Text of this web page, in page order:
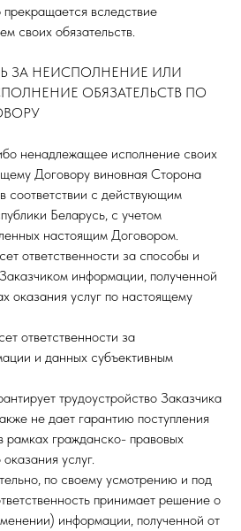
вследствие
своих обязательств.
ЗА НЕИСПОЛНЕНИЕ ИЛИ
ОБЯЗАТЕЛЬСТВ ПО
ненадлежащее исполнение своих
Договору виновная Сторона
соответствии с действующим
Беларусь, с учетом
настоящим Договором.
ответственности за способы и
информации, полученной
оказания услуг по настоящему
ответственности за
и данных субъективным
трудоустройство Заказчика
не дает гарантию поступления
рамках гражданско- правовых
услуг.
по своему усмотрению и под
принимает решение о
информации, полученной от